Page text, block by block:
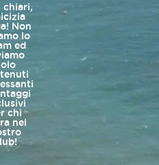
chiari,
Non
lo
ed
chi
nel